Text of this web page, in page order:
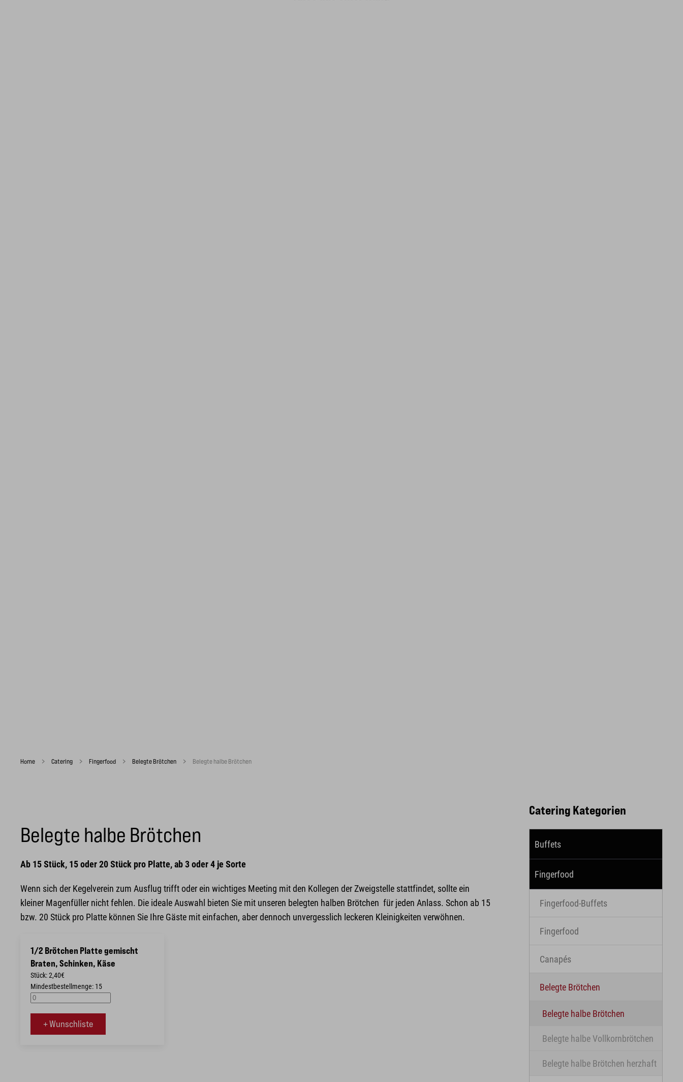
Home Catering Fingerfood Belegte Brötchen Belegte halbe Brötchen
Belegte halbe Brötchen
Ab 15 Stück, 15 oder 20 Stück pro Platte, ab 3 oder 4 je Sorte
Wenn sich der Kegelverein zum Ausflug trifft oder ein wichtiges Meeting mit den Kollegen der Zweigstelle stattfindet, sollte ein
kleiner Magenfüller nicht fehlen. Die ideale Auswahl bieten Sie mit unseren belegten halben Brötchen für jeden Anlass. Schon ab 15
bzw. 20 Stück pro Platte können Sie Ihre Gäste mit einfachen, aber dennoch unvergesslich leckeren Kleinigkeiten verwöhnen.
1/2 Brötchen Platte gemischt
Braten, Schinken, Käse
Stück: 2,40€
Mindestbestellmenge: 15
+ Wunschliste
Catering Kategorien
Buffets
Fingerfood
Fingerfood-Buffets
Fingerfood
Canapés
Belegte Brötchen
Belegte halbe Brötchen
Belegte halbe Vollkornbrötchen
Belegte halbe Brötchen herzhaft